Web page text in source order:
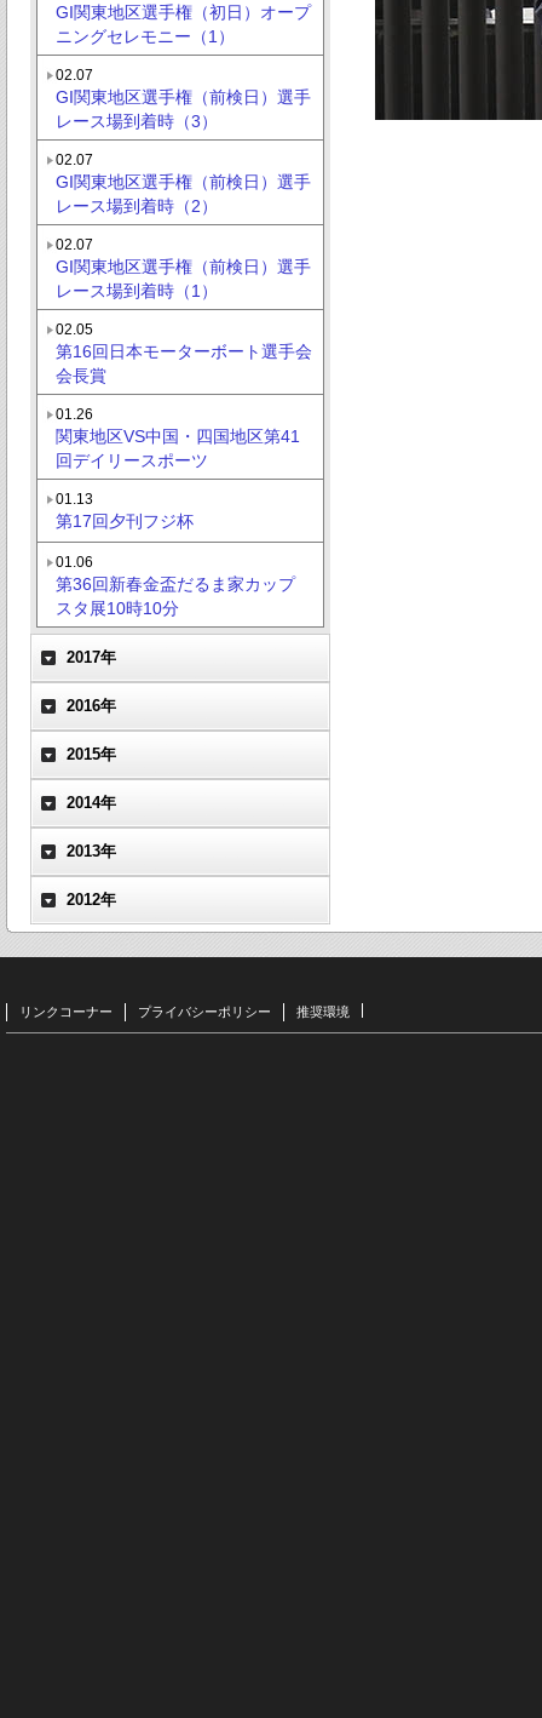
GI関東地区選手権（初日）オープ
ニングセレモニー（1）
02.07
GI関東地区選手権（前検日）選手
レース場到着時（3）
02.07
GI関東地区選手権（前検日）選手
レース場到着時（2）
02.07
GI関東地区選手権（前検日）選手
レース場到着時（1）
02.05
第16回日本モーターボート選手会
会長賞
01.26
関東地区VS中国・四国地区第41
回デイリースポーツ
01.13
第17回夕刊フジ杯
01.06
第36回新春金盃だるま家カップ
スタ展10時10分
2017年
2016年
2015年
2014年
2013年
2012年
リンクコーナー プライバシーポリシー 推奨環境